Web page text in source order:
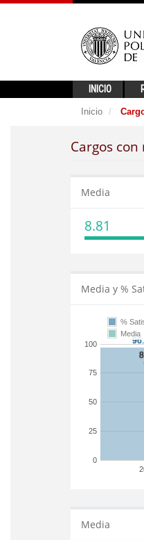
INICIO
Inicio
Cargos
Media
8.81
Media y %
0
25
50
75
100
%
Media
Media